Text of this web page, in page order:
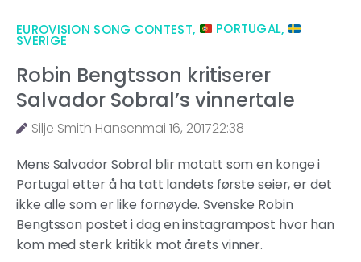
EUROVISION SONG CONTEST, PORTUGAL,
SVERIGE
Robin Bengtsson kritiserer
Salvador Sobral’s vinnertale
Silje Smith Hansenmai 16, 201722:38
Mens Salvador Sobral blir motatt som en konge i
Portugal etter å ha tatt landets første seier, er det
ikke alle som er like fornøyde. Svenske Robin
Bengtsson postet i dag en instagrampost hvor han
kom med sterk kritikk mot årets vinner.